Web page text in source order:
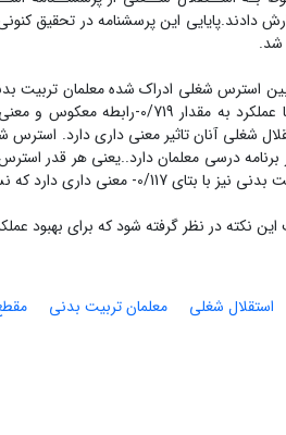
استرس شغلی ادراک شده معلمان تربیت
برنامه درسی معلمان دارد..یعنی هر قدر
استقلال در برنامه درسی معلمان تاثیر کمتری دارد.
نکته در نظر گرفته شود که برای بهبود
استقلال شغلی معلمان تربیت بدنی